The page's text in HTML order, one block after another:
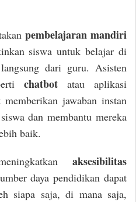
pembelajaran mandiri
siswa untuk belajar di
dari guru. Asisten
chatbot atau aplikasi
jawaban instan
dan membantu mereka
baik.
aksesibilitas
daya pendidikan dapat
siapa saja, di mana saja,